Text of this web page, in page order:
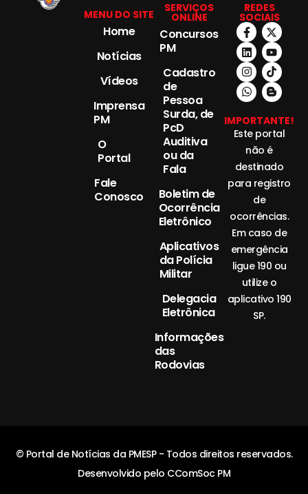
MENU DO SITE
Home
Notícias
Vídeos
Imprensa
PM
O
Portal
Fale
Conosco
SERVIÇOS
ONLINE
Concursos
PM
Cadastro
de
Pessoa
Surda, de
PcD
Auditiva
ou da
Fala
Boletim de
Ocorrência
Eletrônico
Aplicativos
da Polícia
Militar
Delegacia
Eletrônica
Informações
das
Rodovias
REDES
SOCIAIS
IMPORTANTE!
Este portal
não é
destinado
para registro
de
ocorrências.
Em caso de
emergência
ligue 190 ou
utilize o
aplicativo 190
SP.
© Portal de Notícias da PMESP - Todos direitos reservados.
Desenvolvido pelo CComSoc PM